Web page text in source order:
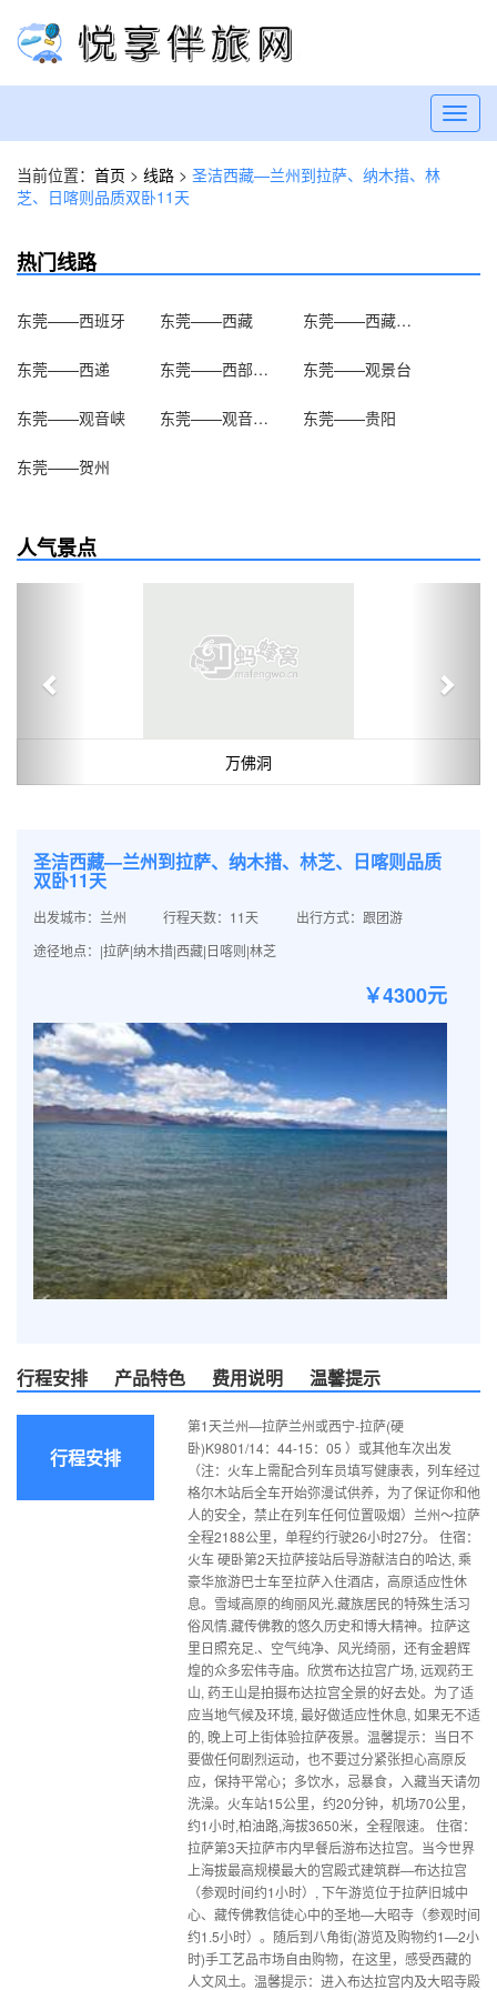
当前位置： 首页 > 线路 > 圣洁西藏—兰州到拉萨、纳木措、林
芝、日喀则品质双卧11天
热门线路
东莞——西班牙 东莞——西藏 东莞——西藏博物馆
东莞——西递 东莞——西部影视城 东莞——观景台
东莞——观音峡 东莞——观音文化苑 东莞——贵阳
东莞——贺州
人气景点
万佛洞
圣洁西藏—兰州到拉萨、纳木措、林芝、日喀则品质
双卧11天
出发城市：兰州 行程天数：11天
出行方式：跟团游
途径地点：|拉萨|纳木措|西藏|日喀则|林芝
￥4300元
行程安排 产品特色 费用说明 温馨提示
行程安排
第1天兰州—拉萨兰州或西宁-拉萨(硬
卧)K9801/14：44-15：05 ）或其他车次出发
（注：火车上需配合列车员填写健康表，列车经过
格尔木站后全车开始弥漫试供养，为了保证你和他
人的安全，禁止在列车任何位置吸烟）兰州～拉萨
全程2188公里，单程约行驶26小时27分。 住宿：
火车 硬卧第2天拉萨接站后导游献洁白的哈达, 乘
豪华旅游巴士车至拉萨入住酒店，高原适应性休
息。雪域高原的绚丽风光.藏族居民的特殊生活习
俗风情.藏传佛教的悠久历史和博大精神。拉萨这
里日照充足.、空气纯净、风光绮丽，还有金碧辉
煌的众多宏伟寺庙。欣赏布达拉宫广场, 远观药王
山, 药王山是拍摄布达拉宫全景的好去处。为了适
应当地气候及环境, 最好做适应性休息, 如果无不适
的, 晚上可上街体验拉萨夜景。温馨提示：当日不
要做任何剧烈运动，也不要过分紧张担心高原反
应，保持平常心；多饮水，忌暴食，入藏当天请勿
洗澡。火车站15公里，约20分钟，机场70公里，
约1小时,柏油路,海拔3650米，全程限速。 住宿：
拉萨第3天拉萨市内早餐后游布达拉宫。当今世界
上海拔最高规模最大的宫殿式建筑群—布达拉宫
（参观时间约1小时）, 下午游览位于拉萨旧城中
心、藏传佛教信徒心中的圣地—大昭寺（参观时间
约1.5小时）。随后到八角街(游览及购物约1—2小
时)手工艺品市场自由购物，在这里，感受西藏的
人文风土。温馨提示：进入布达拉宫内及大昭寺殿